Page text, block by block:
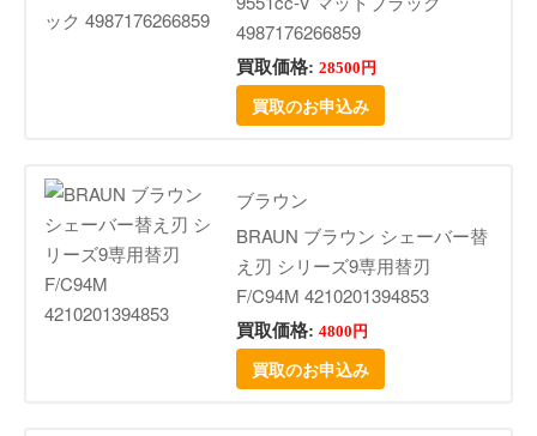
4987176266859
買取価格: 28500円
買取のお申込み
ブラウン
BRAUN ブラウン シェーバー替
え刃 シリーズ9専用替刃
F/C94M 4210201394853
買取価格: 4800円
買取のお申込み